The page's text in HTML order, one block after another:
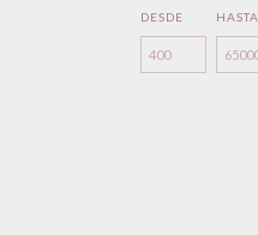
DESDE HASTA